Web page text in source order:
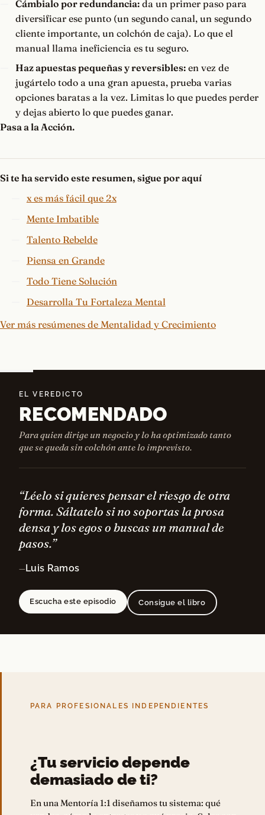
Cámbialo por redundancia:da un primer paso para
diversificar ese punto (un segundo canal, un segundo
cliente importante, un colchón de caja). Lo que el
manual llama ineficiencia es tu seguro.
Haz apuestas pequeñas y reversibles:en vez de
jugártelo todo a una gran apuesta, prueba varias
opciones baratas a la vez. Limitas lo que puedes perder
y dejas abierto lo que puedes ganar.
Pasa a la Acción.
Si te ha servido este resumen, sigue por aquí
x es más fácil que 2x
Mente Imbatible
Talento Rebelde
Piensa en Grande
Todo Tiene Solución
Desarrolla Tu Fortaleza Mental
Ver más resúmenes de Mentalidad y Crecimiento
EL VEREDICTO
RECOMENDADO
Para quien dirige un negocio y lo ha optimizado tanto
que se queda sin colchón ante lo imprevisto.
“Léelo si quieres pensar el riesgo de otra
forma. Sáltatelo si no soportas la prosa
densa y los egos o buscas un manual de
pasos.”
— Luis Ramos
Escucha este episodio Consigue el libro
PARA PROFESIONALES INDEPENDIENTES
¿Tu servicio depende
demasiado de ti?
En una Mentoría 1:1 diseñamos tu sistema: qué